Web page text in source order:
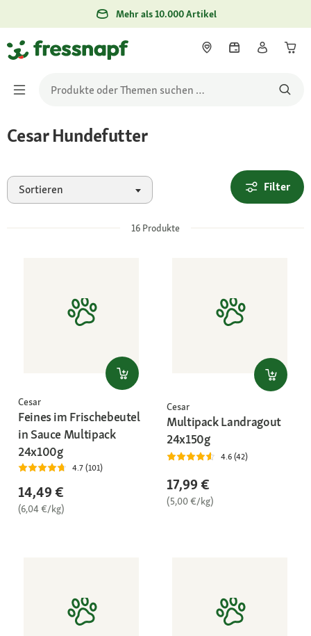
Mehr als 10.000 Artikel
Cesar Hundefutter
Sortieren Filter
16 Produkte
Cesar
Feines im Frischebeutel
in Sauce Multipack
24x100g
4.7 (101)
14,49 €
(6,04 €/kg)
Cesar
Multipack Landragout
24x150g
4.6 (42)
17,99 €
(5,00 €/kg)